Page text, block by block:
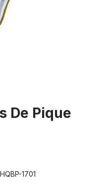
De Pique
HQBP-1701